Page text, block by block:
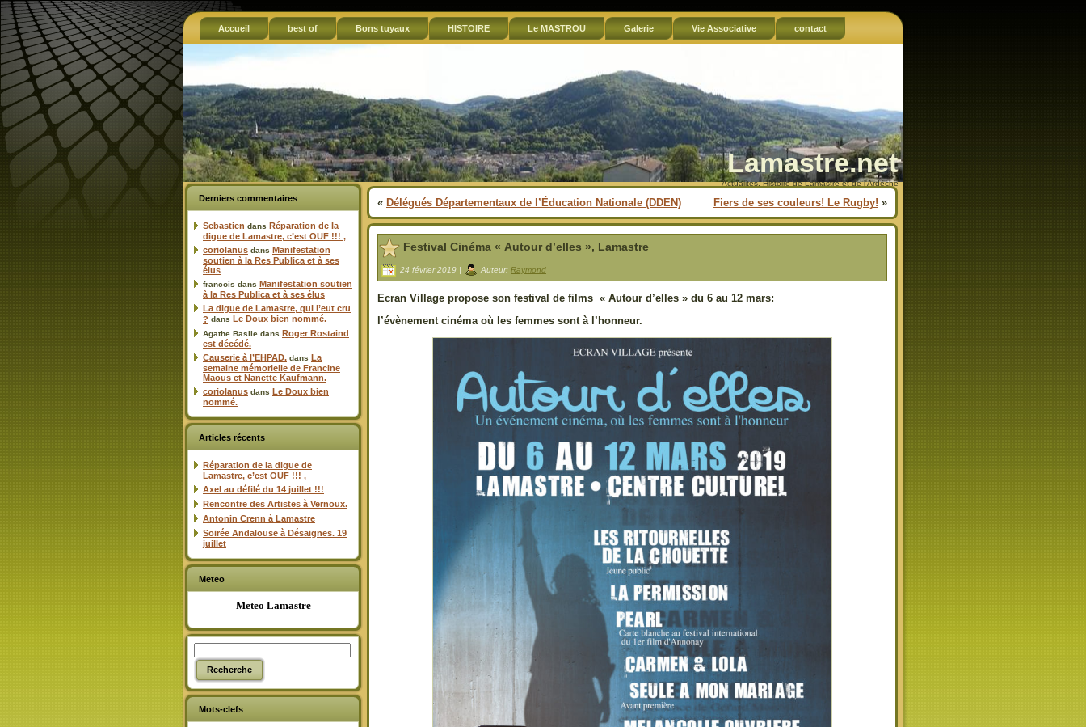
Accueil best of Bons tuyaux HISTOIRE Le MASTROU Galerie Vie Associative contact
Lamastre.net
Actualités, Histoire de Lamastre et de l'Ardèche
Derniers commentaires
Sebastien dans Réparation de la
digue de Lamastre, c’est OUF !!! ,
coriolanus dans Manifestation
soutien à la Res Publica et à ses
élus
francois dans Manifestation soutien
à la Res Publica et à ses élus
La digue de Lamastre, qui l’eut cru
? dans Le Doux bien nommé.
Agathe Basile dans Roger Rostaind
est décédé.
Causerie à l’EHPAD. dans La
semaine mémorielle de Francine
Maous et Nanette Kaufmann.
coriolanus dans Le Doux bien
nommé.
Articles récents
Réparation de la digue de
Lamastre, c’est OUF !!! ,
Axel au défilé du 14 juillet !!!
Rencontre des Artistes à Vernoux.
Antonin Crenn à Lamastre
Soirée Andalouse à Désaignes. 19
juillet
Meteo
Meteo Lamastre
Mots-clefs
« Délégués Départementaux de l’Éducation Nationale (DDEN) Fiers de ses couleurs! Le Rugby! »
Festival Cinéma « Autour d’elles », Lamastre
24 février 2019 | Auteur: Raymond
Ecran Village propose son festival de films « Autour d’elles » du 6 au 12 mars:
l’évènement cinéma où les femmes sont à l’honneur.